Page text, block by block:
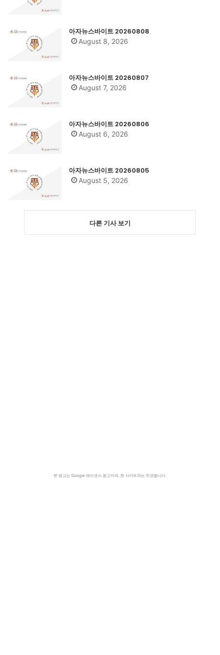
아자뉴스바이트 20260808
August 8, 2026
아자뉴스바이트 20260807
August 7, 2026
아자뉴스바이트 20260806
August 6, 2026
아자뉴스바이트 20260805
August 5, 2026
다른 기사 보기
본 광고는 Google 애드센스 광고이며, 본 사이트와는 무관합니다.